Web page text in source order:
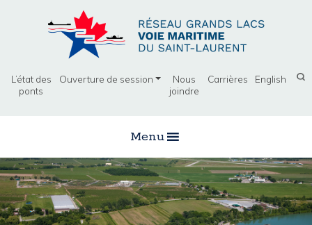
L’état des
ponts
Ouverture de session
Nous
joindre
Carrières English
Menu